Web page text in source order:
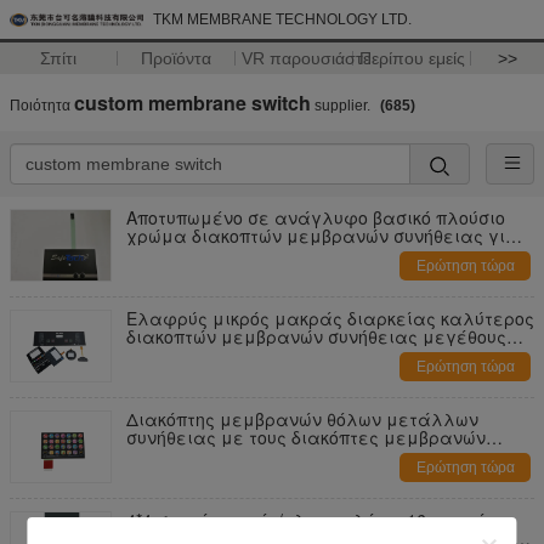
TKM MEMBRANE TECHNOLOGY LTD.
Σπίτι Προϊόντα VR παρουσιάστεΠερίπου εμείς >>
Ποιότητα custom membrane switch supplier. (685)
Αποτυπωμένο σε ανάγλυφο βασικό πλούσιο
χρώμα διακοπτών μεμβρανών συνήθειας για
Ερώτηση τώρα
Ελαφρύς μικρός μακράς διαρκείας καλύτερος
διακοπτών μεμβρανών συνήθειας μεγέθους
Ερώτηση τώρα
Διακόπτης μεμβρανών θόλων μετάλλων
συνήθειας με τους διακόπτες μεμβρανών
εκτύπωσης/συνήθειας οθόνης μεταξιούΕρώτηση τώρα
4*4 σειρά μητρών/πληκτρολόγιο 16 μητρών
βασικά αριθμητικά πληκτρολόγια διακοπτών